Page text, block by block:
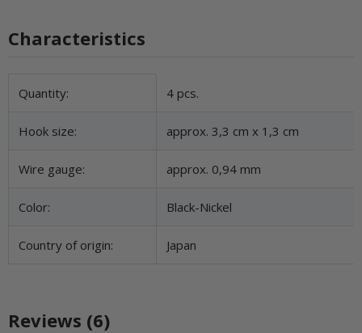
Characteristics
Item information
Value
Quantity: 4 pcs.
Hook size: approx. 3,3 cm x 1,3 cm
Wire gauge: approx. 0,94 mm
Color: Black-Nickel
Country of origin: Japan
Reviews (6)